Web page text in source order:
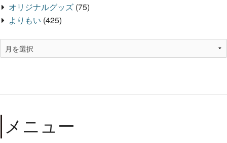
オリジナルグッズ (75)
よりもい (425)
メニュー